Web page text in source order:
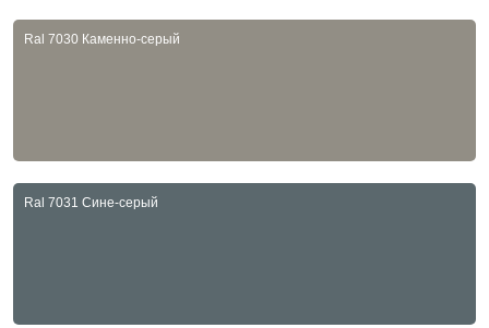
Ral 7030 Каменно-серый
Ral 7031 Сине-серый